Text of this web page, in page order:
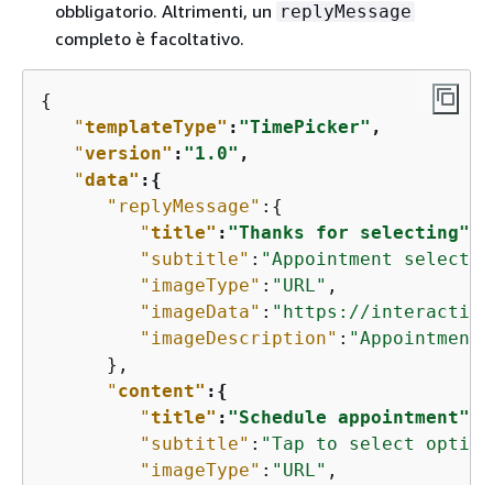
obbligatorio. Altrimenti, un replyMessage
completo è facoltativo.
{
"templateType" : "TimePicker" ,
"version" : "1.0" ,
"data" : {
"replyMessage" : {
"title" : "Thanks for selecting"
"subtitle" : "Appointment
"imageType" : "URL"
"imageData" : "https://interactive-
"imageDescription" : "Appointment
      },
" content" : {
"title" : "Schedule appointment"
"subtitle" : "Tap to select
"imageType" : "URL"